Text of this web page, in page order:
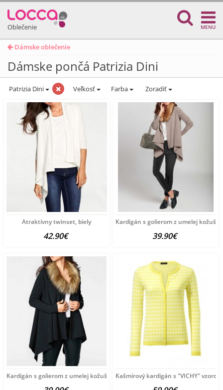
Oblečenie MENU
Dámske oblečenie
Dámske pončá Patrizia Dini
Patrizia Dini Veľkosť Farba Zoradiť
Atraktívny twinset, biely
42.90€
Kardigán s golierom z umelej
39.90€
Kardigán s golierom z umelej kožušiny Patrizia Dini,Kašmírový kardigán s "VICHY"